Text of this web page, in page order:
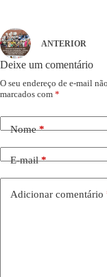
ANTERIOR
Deixe um comentário
O seu endereço de e-mail
marcados com *
Nome*
E-mail*
Adicionar comentário